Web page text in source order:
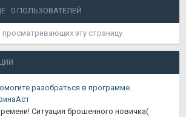
0 ПОЛЬЗОВАТЕЛЕЙ
эту страницу.
разобраться в программе.
Ситуация брошенного новичка(